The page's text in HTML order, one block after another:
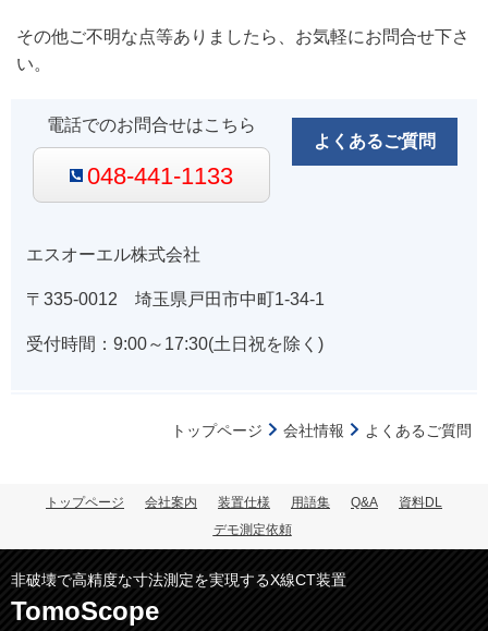
その他ご不明な点等ありましたら、お気軽にお問合せ下さ
い。
よくあるご質問
電話でのお問合せはこちら
048-441-1133
エスオーエル株式会社
〒335-0012 埼玉県戸田市中町1-34-1
受付時間：9:00～17:30(土日祝を除く)
トップページ 会社情報 よくあるご質問
トップページ 会社案内 装置仕様 用語集 Q&A
資料DL
デモ測定依頼
非破壊で高精度な寸法測定を実現するX線CT装置
TomoScope